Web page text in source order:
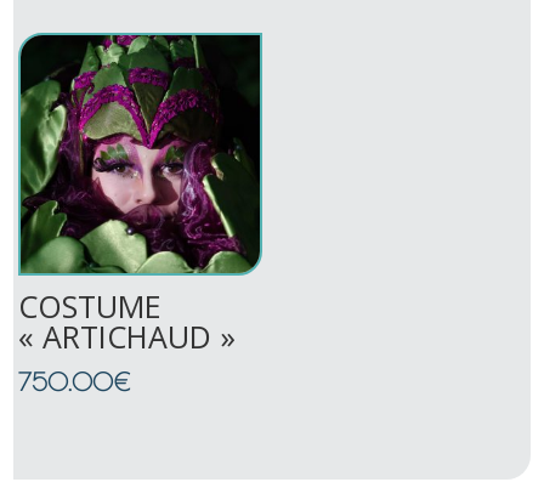
25.00€
à
200.00€
COSTUME
« ARTICHAUD »
750.00€